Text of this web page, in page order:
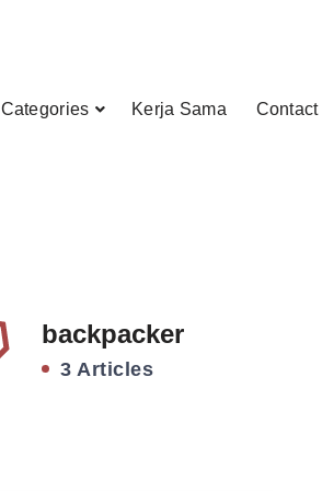
Categories Kerja Sama Contact
backpacker
3 Articles